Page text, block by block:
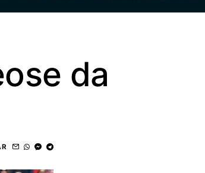
da